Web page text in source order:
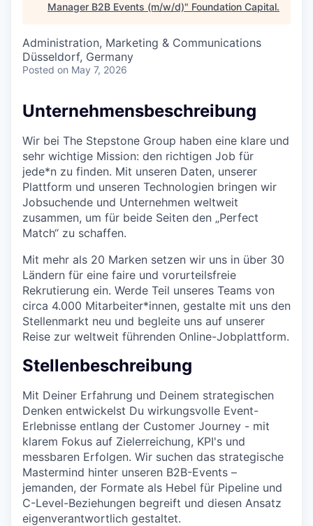
Manager B2B Events (m/w/d)" Foundation Capital.
Administration, Marketing & Communications
Düsseldorf, Germany
Posted on May 7, 2026
Unternehmensbeschreibung
Wir bei The Stepstone Group haben eine klare und
sehr wichtige Mission: den richtigen Job für
jede*n zu finden. Mit unseren Daten, unserer
Plattform und unseren Technologien bringen wir
Jobsuchende und Unternehmen weltweit
zusammen, um für beide Seiten den „Perfect
Match“ zu schaffen.
Mit mehr als 20 Marken setzen wir uns in über 30
Ländern für eine faire und vorurteilsfreie
Rekrutierung ein. Werde Teil unseres Teams von
circa 4.000 Mitarbeiter*innen, gestalte mit uns den
Stellenmarkt neu und begleite uns auf unserer
Reise zur weltweit führenden Online-Jobplattform.
Stellenbeschreibung
Mit Deiner Erfahrung und Deinem strategischen
Denken entwickelst Du wirkungsvolle Event-
Erlebnisse entlang der Customer Journey - mit
klarem Fokus auf Zielerreichung, KPI's und
messbaren Erfolgen. Wir suchen das strategische
Mastermind hinter unseren B2B-Events –
jemanden, der Formate als Hebel für Pipeline und
C-Level-Beziehungen begreift und diesen Ansatz
eigenverantwortlich gestaltet.